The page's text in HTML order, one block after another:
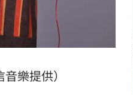
樂提供）